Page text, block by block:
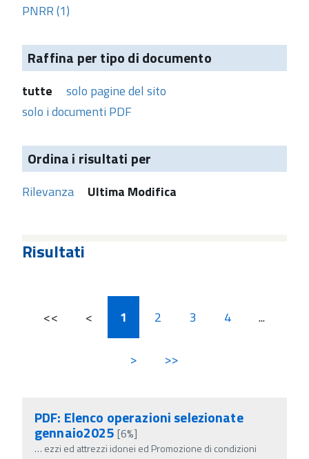
PNRR (1)
Raffina per tipo di documento
tutte
solo pagine del sito
solo i documenti PDF
Ordina i risultati per
Rilevanza Ultima Modifica
Risultati
<< < 1 2 3 4 ...
> >>
PDF: Elenco operazioni selezionate
gennaio2025 [6%]
… ezzi ed attrezzi idonei ed Promozione di condizioni